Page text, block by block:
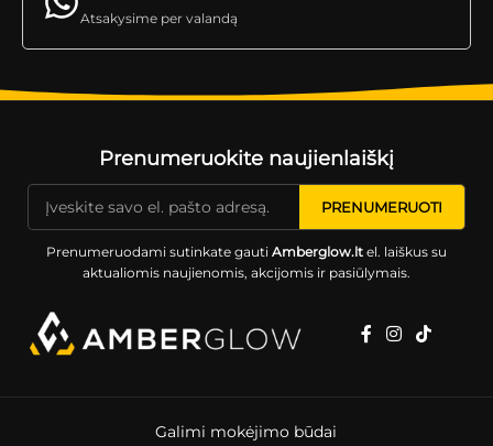
Atsakysime per valandą
Prenumeruokite naujienlaiškį
Prenumeruodami sutinkate gauti Amberglow.ltel. laiškus su
aktualiomis naujienomis, akcijomis ir pasiūlymais.
Galimi mokėjimo būdai